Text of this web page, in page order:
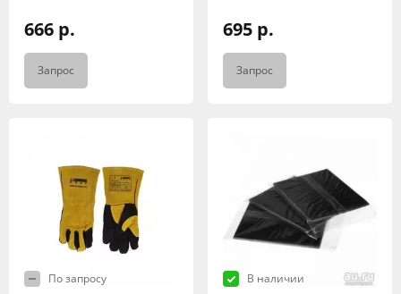
666 р.
Запрос
695 р.
Запрос
По запросу
В наличии